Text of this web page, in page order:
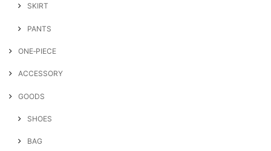
SKIRT
PANTS
ONE‐PIECE
ACCESSORY
GOODS
SHOES
BAG